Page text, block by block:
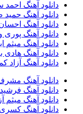
آرش AP و مسیح
آرش آج1
آرش آرام1
آرش ای پی2
آرش تشکری1
آرش جلالی و آقا
آرش حسینی1
آرش خان احمدی
آرش داوری1
آرش رادان1
آرش رستمى1
دانلود آهنگ
دانلود آهنگ حمید
دانلود آهنگ
دانلود آهنگ پوری
دانلود آهنگ میثم
دانلود آهنگ
دانلود آهنگ آزاد
دانلود آهنگ
دانلود آهنگ
دانلود آهنگ میثم
دانلود آهنگ